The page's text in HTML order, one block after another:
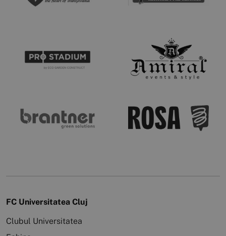
FC Universitatea Cluj
Clubul Universitatea